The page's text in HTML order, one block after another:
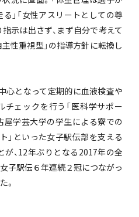
る」「女性アスリートとしての尊
示は出さず、まず自分で考えて
性重視型」の指導方針に転換し
心となって定期的に血液検査や
ェックを行う「医科学サポー
屋学芸大学の学生による寮での
」といった女子駅伝部を支える
が、12年ぶりとなる2017年の全
子駅伝６年連続２冠につながっ
。